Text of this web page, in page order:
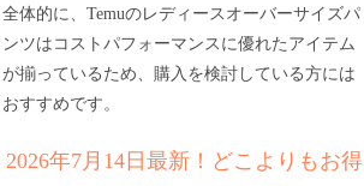
全体的に、Temuのレディースオーバーサイズパ
ンツはコストパフォーマンスに優れたアイテム
が揃っているため、購入を検討している方には
おすすめです。
2026年7月14日最新！どこよりもお得